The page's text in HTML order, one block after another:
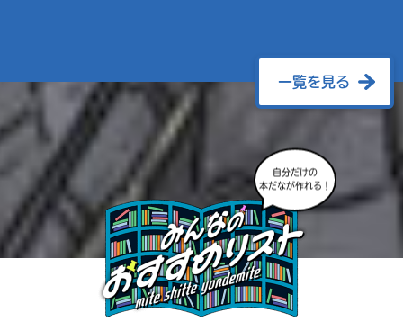
一覧を見る
自分だけの
本だなが作れる！